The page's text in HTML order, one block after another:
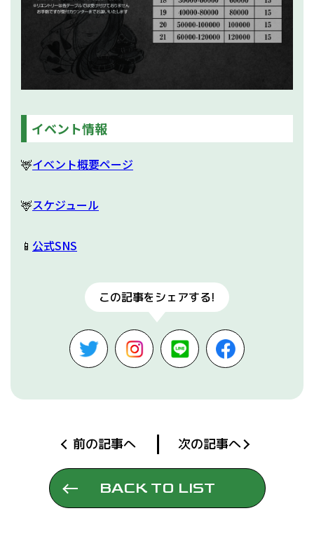
イベント情報
🦌イベント概要ページ
🦌スケジュール
📱 公式SNS
この記事をシェアする!
前の記事へ 次の記事へ
BACK TO LIST